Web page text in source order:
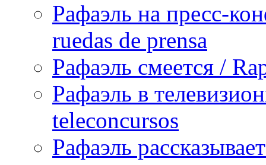
Рафаэль на пресс-
ruedas de prensa
Рафаэль смеется /
Рафаэль в
teleconcursos
Рафаэль